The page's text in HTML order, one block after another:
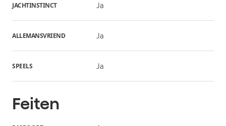
JACHTINSTINCT Ja
ALLEMANSVRIEND Ja
SPEELS Ja
Feiten